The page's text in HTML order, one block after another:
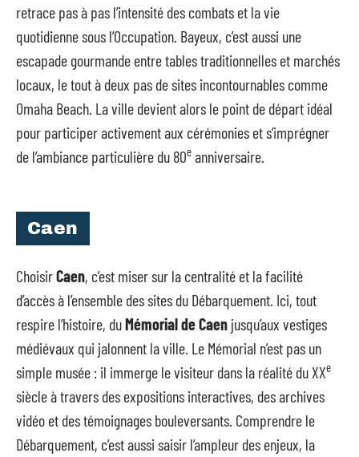
retrace pas à pas l’intensité des combats et la vie
quotidienne sous l’Occupation. Bayeux, c’est aussi une
escapade gourmande entre tables traditionnelles et marchés
locaux, le tout à deux pas de sites incontournables comme
Omaha Beach. La ville devient alors le point de départ idéal
pour participer activement aux cérémonies et s’imprégner
de l’ambiance particulière du 80e anniversaire.
Caen
ChoisirCaen, c’est miser sur la centralité et la facilité
d’accès à l’ensemble des sites du Débarquement. Ici, tout
respire l’histoire, duMémorial de Caen jusqu’aux vestiges
médiévaux qui jalonnent la ville. Le Mémorial n’est pas un
simple musée : il immerge le visiteur dans la réalité du XXe
siècle à travers des expositions interactives, des archives
vidéo et des témoignages bouleversants. Comprendre le
Débarquement, c’est aussi saisir l’ampleur des enjeux, la